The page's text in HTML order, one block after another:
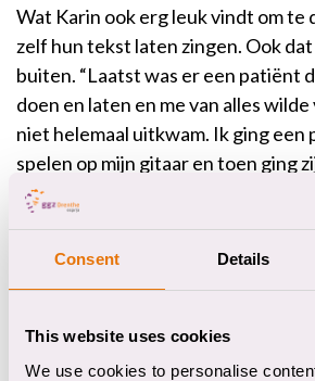
Consent Details
This website uses cookies
We use cookies to personalise
Wat Karin ook erg leuk vindt om te
zelf hun tekst laten zingen. Ook
buiten. “Laatst was er een patiënt
doen en laten en me van alles
niet helemaal uitkwam. Ik ging een
spelen op mijn gitaar en toen ging
wat er in haar hoofd omging. Ze
mee op de momenten dat ik dacht
“Ik vind dit een hele mooie